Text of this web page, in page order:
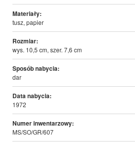
Materiały:
tusz, papier
Rozmiar:
wys. 10,5 cm, szer. 7,6 cm
Sposób nabycia:
dar
Data nabycia:
1972
Numer inwentarzowy:
MS/SO/GR/607